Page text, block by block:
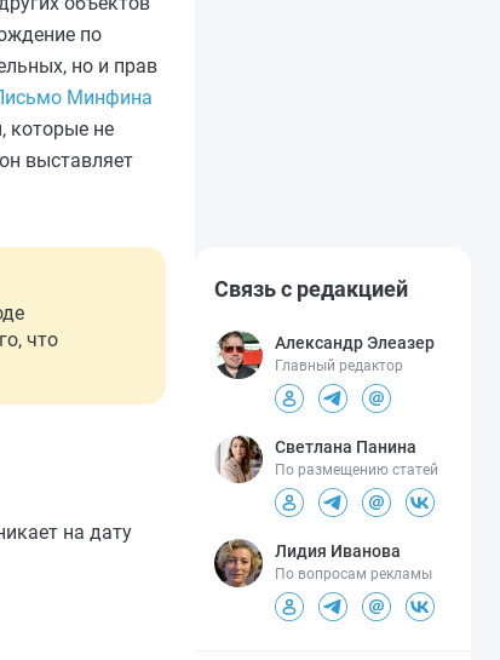
по
но и прав
Минфина
которые не
выставляет
что
на дату
Связь с редакцией
Александр Элеазер
Главный редактор
Светлана Панина
По размещению статей
Лидия Иванова
По вопросам рекламы